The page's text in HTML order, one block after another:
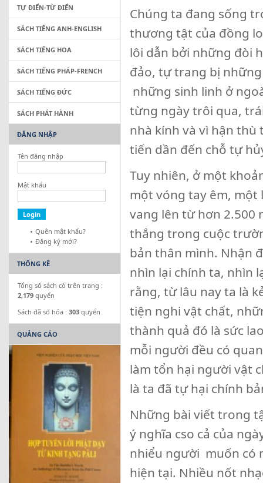
Chúng ta đang sống
thương tật của đồng
lôi dẫn bởi những đòi
đảo, tự trang bị
những sinh linh ở
từng ngày trôi qua,
nhà kính và vì hận
tiến dần đến chỗ tự
Tuy nhiên, ở một
một vóng tay êm,
vang lên từ hơn 2.500
thắng trong cuộc
bản thân mình. Nhận
nhìn lại chính ta, nhìn
rằng, từ lâu nay ta là
tiện nghi vật chất,
thành quả đó là sức
mỗi người đều có
làm tổn hại người vật
là ta đã tự hại chính
Những bài viết trong
ý nghĩa cso cả của
nhiểu người muốn có
hiện tại. Nhiều nốt
TỰ ĐIỂN-TỪ ĐIỂN
SÁCH TIẾNG ANH-ENGLISH
SÁCH TIẾNG HOA
SÁCH TIẾNG PHÁP-FRENCH
SÁCH TIẾNG ĐỨC
SÁCH PHÁT HÀNH
ĐĂNG NHẬP
Tên đăng nhập
Mật khẩu
Quên mật khẩu?
Đăng ký mới?
THỐNG KÊ
Tổng số sách có trên trang :
2,179 quyển
Sách đã số hóa : 303 quyển
QUẢNG CÁO